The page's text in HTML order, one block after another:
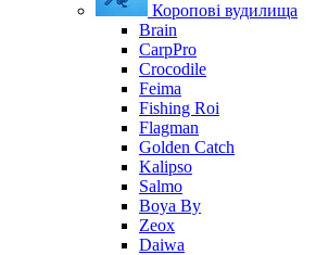
Коропові вудилища
Brain
CarpPro
Crocodile
Feima
Fishing Roi
Flagman
Golden Catch
Kalipso
Salmo
Boya By
Zeox
Daiwa